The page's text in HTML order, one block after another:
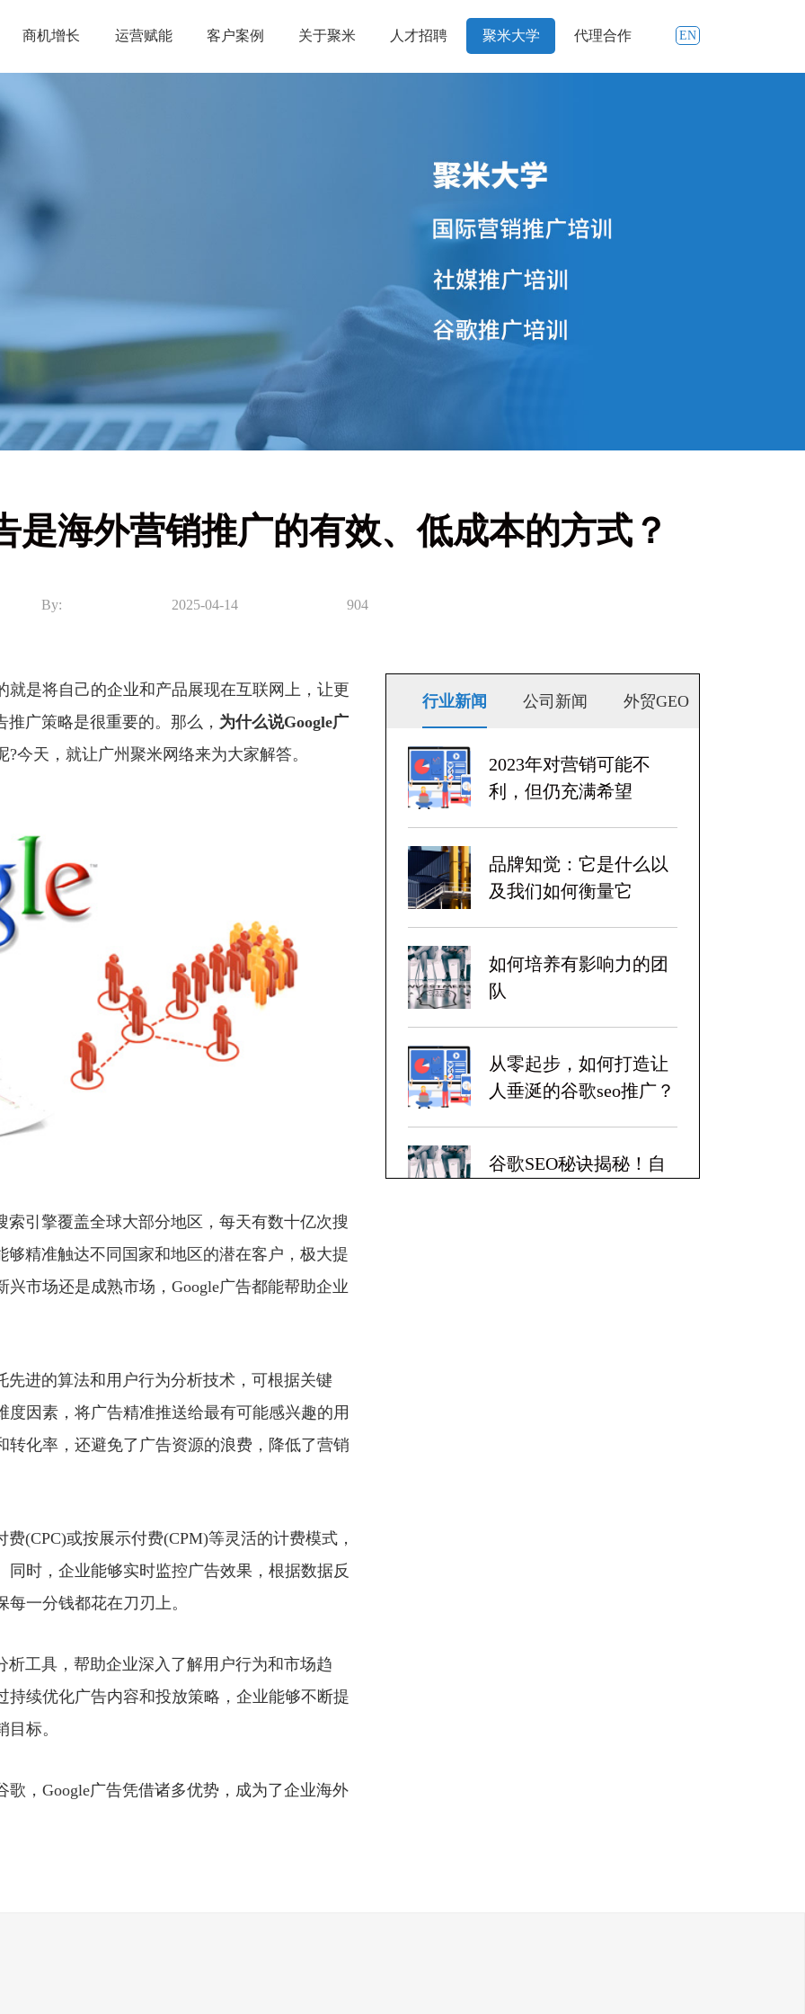
商机增长 运营赋能 客户案例 关于聚米 人才招聘 聚米大学 代理合作 EN
是海外营销推广的有效、低成本的方式？
By: 2025-04-14 904
是将自己的企业和产品展现在互联网上，让更
广策略是很重要的。那么， 为什么说Google广
?今天，就让广州聚米网络来为大家解答。
引擎覆盖全球大部分地区，每天有数十亿次搜
够精准触达不同国家和地区的潜在客户，极大提
市场还是成熟市场，Google广告都能帮助企业
进的算法和用户行为分析技术，可根据关键
因素，将广告精准推送给最有可能感兴趣的用
转化率，还避免了广告资源的浪费，降低了营销
或按展示付费(CPM)等灵活的计费模式，
时，企业能够实时监控广告效果，根据数据反
一分钱都花在刀刃上。
工具，帮助企业深入了解用户行为和市场趋
续优化广告内容和投放策略，企业能够不断提
标。
Google广告凭借诸多优势，成为了企业海外
行业新闻 公司新闻 外贸GEO
2023年对营销可能不
利，但仍充满希望
品牌知觉：它是什么以
及我们如何衡量它
如何培养有影响力的团
队
从零起步，如何打造让
人垂涎的谷歌seo推广？
谷歌SEO秘诀揭秘！自